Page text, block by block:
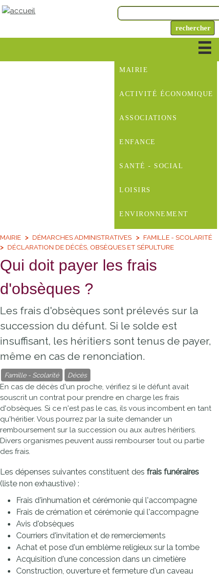
MAIRIE
ACTIVITÉ ÉCONOMIQUE
ASSOCIATIONS
ENFANCE
SANTÉ - SOCIAL
LOISIRS
ENVIRONNEMENT
MAIRIE DÉMARCHES ADMINISTRATIVES
FAMILLE - SCOLARITÉ
DÉCLARATION DE DÉCÈS, OBSÈQUES ET SÉPULTURE
Qui doit payer les frais
d'obsèques ?
Les frais d'obsèques sont prélevés sur la
succession du défunt. Si le solde est
insuffisant, les héritiers sont tenus de payer,
même en cas de renonciation.
Famille - Scolarité Décès
En cas de décès d'un proche, vérifiez si le défunt avait
souscrit un contrat pour prendre en charge les frais
d'obsèques. Si ce n'est pas le cas, ils vous incombent en tant
qu'héritier. Vous pourrez par la suite demander un
remboursement sur la succession ou aux autres héritiers.
Divers organismes peuvent aussi rembourser tout ou partie
des frais.
Les dépenses suivantes constituent des frais funéraires
(liste non exhaustive) :
Frais d'inhumation et cérémonie qui l'accompagne
Frais de crémation et cérémonie qui l'accompagne
Avis d'obsèques
Courriers d'invitation et de remerciements
Achat et pose d'un emblème religieux sur la tombe
Acquisition d'une concession dans un cimetière
Construction, ouverture et fermeture d'un caveau